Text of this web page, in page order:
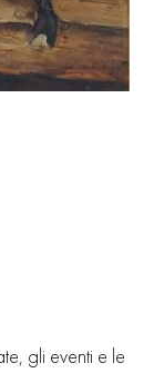
gli eventi e le